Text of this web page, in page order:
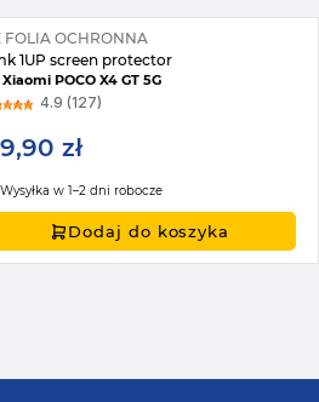
FOLIA OCHRONNA
1UP screen protector
Xiaomi POCO X4 GT 5G
4.9 (127)
zł
Wysyłka w 1–2 dni robocze
Dodaj do koszyka